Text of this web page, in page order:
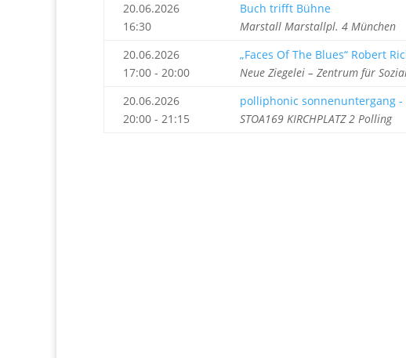
20.06.2026
16:30
Buch trifft Bühne
Marstall Marstallpl. 4 München
20.06.2026
17:00 - 20:00
„Faces Of The Blues“ Robert
Neue Ziegelei – Zentrum für
20.06.2026
20:00 - 21:15
polliphonic sonnenuntergang -
STOA169 KIRCHPLATZ 2 Polling